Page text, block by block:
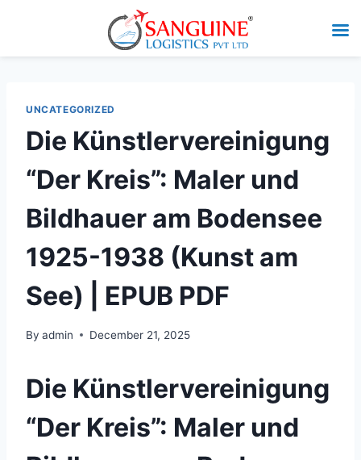
UNCATEGORIZED
Die Künstlervereinigung
“Der Kreis”: Maler und
Bildhauer am Bodensee
1925-1938 (Kunst am
See) | EPUB PDF
By admin December 21, 2025
Die Künstlervereinigung
“Der Kreis”: Maler und